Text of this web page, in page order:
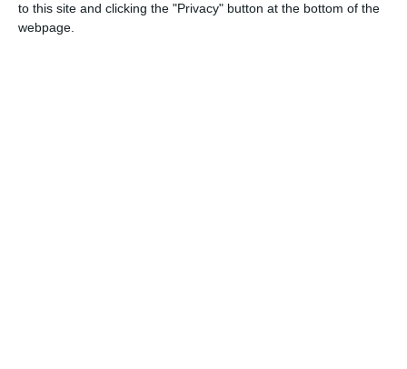
to this site and clicking the "Privacy" button at the bottom of the
webpage.
Pentru mai multe informaţii, consultă politica noastră de confidenţialitate, unde vei
primi mai multe privind informaţii despre cum și de ce stocăm datele tale.